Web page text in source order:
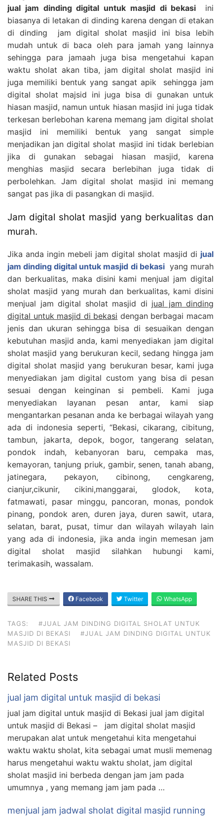
jual jam dinding digital untuk masjid di bekasi
ini
biasanya di letakan di dinding karena dengan di etakan
di dinding jam digital sholat masjid ini bisa lebih
mudah untuk di baca oleh para jamah yang lainnya
sehingga para jamaah juga bisa mengetahui kapan
waktu sholat akan tiba, jam digital sholat masjid ini
juga memiliki bentuk yang sangat apik sehingga jam
digital sholat majsid ini juga bisa di gunakan untuk
hiasan masjid, namun untuk hiasan masjid ini juga tidak
terkesan berlebohan karena memang jam digital sholat
masjid ini memiliki bentuk yang sangat simple
menjadikan jan digital sholat masjid ini tidak berlebian
jika di gunakan sebagai hiasan masjid, karena
menghias masjid secara berlebihan juga tidak di
perbolehkan. Jam digital sholat masjid ini memang
sangat pas jika di pasangkan di masjid.
Jam digital sholat masjid yang berkualitas dan
murah.
Jika anda ingin mebeli jam digital sholat masjid di jual
jam dinding digital untuk masjid di bekasiyang murah
dan berkualitas, maka disini kami menjual jam digital
sholat masjid yang murah dan berkualitas, kami disini
menjual jam digital sholat masjid di jual jam dinding
digital untuk masjid di bekasi dengan berbagai macam
jenis dan ukuran sehingga bisa di sesuaikan dengan
kebutuhan masjid anda, kami menyediakan jam digital
sholat masjid yang berukuran kecil, sedang hingga jam
digital sholat masjid yang berukuran besar, kami juga
menyediakan jam digital custom yang bisa di pesan
sesuai dengan keinginan si pembeli. Kami juga
menyediakan layanan pesan antar, kami siap
mengantarkan pesanan anda ke berbagai wilayah yang
ada di indonesia seperti, “Bekasi, cikarang, cibitung,
tambun, jakarta, depok, bogor, tangerang selatan,
pondok indah, kebanyoran baru, cempaka mas,
kemayoran, tanjung priuk, gambir, senen, tanah abang,
jatinegara, pekayon, cibinong, cengkareng,
cianjur,cikunir, cikini,manggarai, glodok, kota,
fatmawati, pasar minggu, pancoran, monas, pondok
pinang, pondok aren, duren jaya, duren sawit, utara,
selatan, barat, pusat, timur dan wilayah wilayah lain
yang ada di indonesia, jika anda ingin memesan jam
digital sholat masjid silahkan hubungi kami,
terimakasih, wassalam.
SHARE THIS Facebook Twitter WhatsApp
TAGS:
#JUAL JAM DINDING DIGITAL SHOLAT UNTUK
MASJID DI BEKASI
#JUAL JAM DINDING DIGITAL UNTUK
MASJID DI BEKASI
Related Posts
jual jam digital untuk masjid di bekasi
jual jam digital untuk masjid di Bekasi jual jam digital
untuk masjid di Bekasi – jam digital sholat masjid
merupakan alat untuk mengetahui kita mengetahui
waktu waktu sholat, kita sebagai umat musli memenag
harus mengetahui waktu waktu sholat, jam digital
sholat masjid ini berbeda dengan jam jam pada
umumnya , yang memang jam jam pada …
menjual jam jadwal sholat digital masjid running